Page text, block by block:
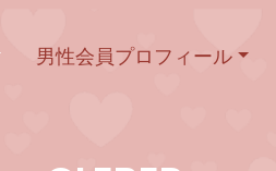
男性会員プロフィール